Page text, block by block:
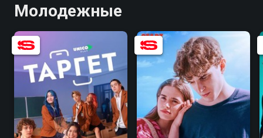
Молодежные